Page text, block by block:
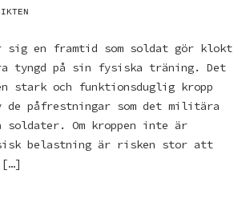
sig en framtid som soldat gör klokt
tyngd på sin fysiska träning. Det
stark och funktionsduglig kropp
påfrestningar som det militära
Om kroppen inte är
belastning är risken stor att
[…]